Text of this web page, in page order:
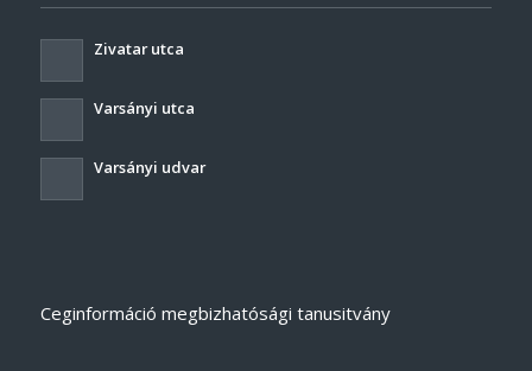
Zivatar utca
Varsányi utca
Varsányi udvar
Ceginformáció megbizhatósági tanusitvány